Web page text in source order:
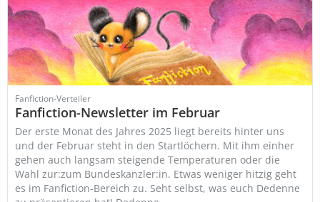
Fanfiction-Verteiler
Fanfiction-Newsletter im Februar
Der erste Monat des Jahres 2025 liegt bereits hinter uns
und der Februar steht in den Startlöchern. Mit ihm einher
gehen auch langsam steigende Temperaturen oder die
Wahl zur:zum Bundeskanzler:in. Etwas weniger hitzig geht
es im Fanfiction-Bereich zu. Seht selbst, was euch Dedenne